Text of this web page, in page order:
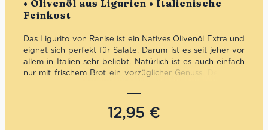
• Olivenöl aus Ligurien • Italienische
Feinkost
Das Ligurito von Ranise ist ein Natives Olivenöl Extra und
eignet sich perfekt für Salate. Darum ist es seit jeher vor
allem in Italien sehr beliebt. Natürlich ist es auch einfach
nur mit frischem Brot ein vorzüglicher Genuss. Denn das
Mengenrabatt: erhalte beim Kauf von 3 nativen
Olivenölen Extra 12% Rabatt pro Artikel
12,95 €